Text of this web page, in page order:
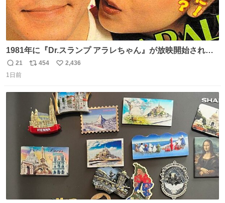
1981年に『Dr.スランプ アラレちゃん』が放映開始された
直後の鳥山明さんと、小山茉美さんです。
返
信
21
リ
数
454
い
数
2,436
1日前